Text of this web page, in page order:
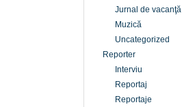
Jurnal de vacanţă
Muzică
Uncategorized
Reporter
Interviu
Reportaj
Reportaje